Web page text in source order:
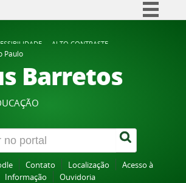
Participe
Acesso à informação
Canais
ALTO CONTRASTE
Paulo
Barretos
Contato Localização
Acesso à
Informação
Ouvidoria